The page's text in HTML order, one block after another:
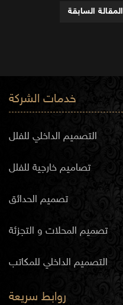
المقالة السابقة
خدمات الشركة
التصميم الداخلي للفلل
تصاميم خارجية للفلل
تصميم الحدائق
تصميم المحلات و التجزئة
التصميم الداخلي للمكاتب
روابط سريعة